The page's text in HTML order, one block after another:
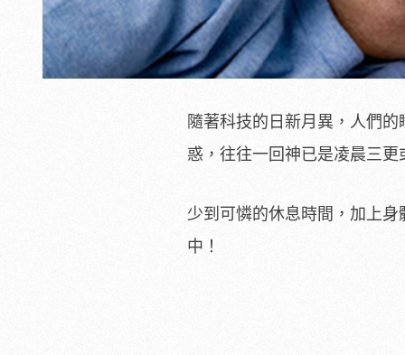
隨著科技的日新月異，人們
惑，往往一回神已是凌晨三
少到可憐的休息時間，加上
中！